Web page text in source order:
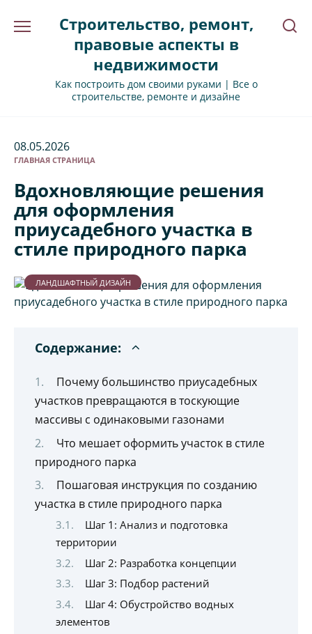
Строительство, ремонт,
правовые аспекты в
недвижимости
Как построить дом своими руками | Все о
строительстве, ремонте и дизайне
08.05.2026
ГЛАВНАЯ СТРАНИЦА
Вдохновляющие решения
для оформления
приусадебного участка в
стиле природного парка
ЛАНДШАФТНЫЙ ДИЗАЙН
Содержание:
Почему большинство приусадебных
участков превращаются в тоскующие
массивы с одинаковыми газонами
Что мешает оформить участок в стиле
природного парка
Пошаговая инструкция по созданию
участка в стиле природного парка
Шаг 1: Анализ и подготовка
территории
Шаг 2: Разработка концепции
Шаг 3: Подбор растений
Шаг 4: Обустройство водных
элементов